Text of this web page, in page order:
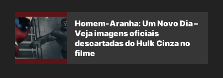
Homem-Aranha: Um Novo Dia –
Veja imagens oficiais
descartadas do Hulk Cinza no
filme